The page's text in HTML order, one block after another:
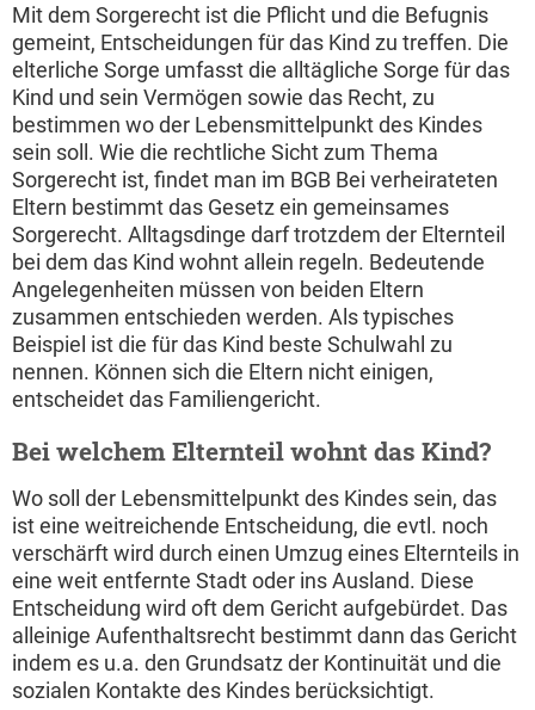
Mit dem Sorgerecht ist die Pflicht und die Befugnis
gemeint, Entscheidungen für das Kind zu treffen. Die
elterliche Sorge umfasst die alltägliche Sorge für das
Kind und sein Vermögen sowie das Recht, zu
bestimmen wo der Lebensmittelpunkt des Kindes
sein soll. Wie die rechtliche Sicht zum Thema
Sorgerecht ist, findet man im BGB Bei verheirateten
Eltern bestimmt das Gesetz ein gemeinsames
Sorgerecht. Alltagsdinge darf trotzdem der Elternteil
bei dem das Kind wohnt allein regeln. Bedeutende
Angelegenheiten müssen von beiden Eltern
zusammen entschieden werden. Als typisches
Beispiel ist die für das Kind beste Schulwahl zu
nennen. Können sich die Eltern nicht einigen,
entscheidet das Familiengericht.
Bei welchem Elternteil wohnt das Kind?
Wo soll der Lebensmittelpunkt des Kindes sein, das
ist eine weitreichende Entscheidung, die evtl. noch
verschärft wird durch einen Umzug eines Elternteils in
eine weit entfernte Stadt oder ins Ausland. Diese
Entscheidung wird oft dem Gericht aufgebürdet. Das
alleinige Aufenthaltsrecht bestimmt dann das Gericht
indem es u.a. den Grundsatz der Kontinuität und die
sozialen Kontakte des Kindes berücksichtigt.